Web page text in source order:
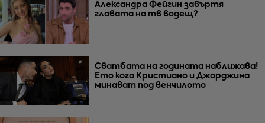
Александра Фейгин завъртя
главата на тв водещ?
Сватбата на годината наближава!
Ето кога Кристиано и Джорджина
минават под венчилото